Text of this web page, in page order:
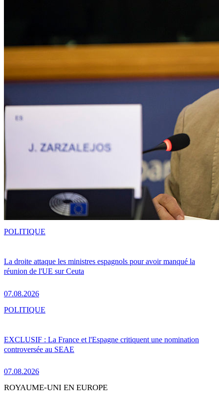
La droite attaque les ministres espagnols pour avoir manqué la
réunion de l'UE sur Ceuta
07.08.2026
POLITIQUE
EXCLUSIF : La France et l'Espagne critiquent une nomination
controversée au SEAE
07.08.2026
POLITIQUE
ROYAUME-UNI EN EUROPE